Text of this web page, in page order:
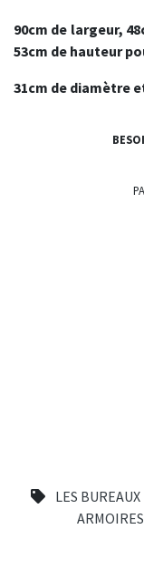
LES
ARMOIRES
90cm de largeur,
53cm de hauteur
31cm de diamètre